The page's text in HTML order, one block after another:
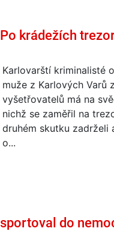
krádežích
Karlovarští kriminalisté
muže z Karlových Varů
vyšetřovatelů má na
nichž se zaměřil na
druhém skutku zadrželi
o...
do